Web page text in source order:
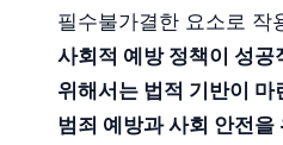
필수불가결한 요소로 작
사회적 예방 정책이 성공
위해서는 법적 기반이 마
범죄 예방과 사회 안전